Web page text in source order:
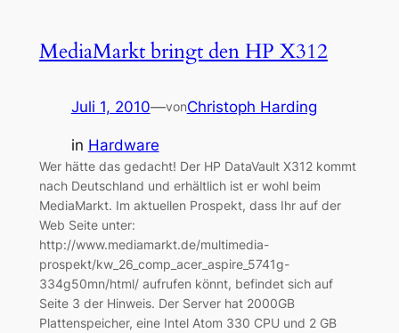
MediaMarkt bringt den HP X312
Juli 1, 2010—vonChristoph Harding
in Hardware
Wer hätte das gedacht! Der HP DataVault X312 kommt
nach Deutschland und erhältlich ist er wohl beim
MediaMarkt. Im aktuellen Prospekt, dass Ihr auf der
Web Seite unter:
http://www.mediamarkt.de/multimedia-
prospekt/kw_26_comp_acer_aspire_5741g-
334g50mn/html/ aufrufen könnt, befindet sich auf
Seite 3 der Hinweis. Der Server hat 2000GB
Plattenspeicher, eine Intel Atom 330 CPU und 2 GB